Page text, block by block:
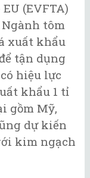
(EVFTA)
Ngành tôm
xuất khẩu
tận dụng
hiệu lực
khẩu 1 tỉ
gồm Mỹ,
dự kiến
kim ngạch